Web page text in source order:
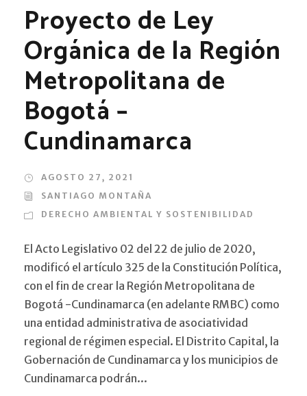
Proyecto de Ley
Orgánica de la Región
Metropolitana de
Bogotá –
Cundinamarca
AGOSTO 27, 2021
SANTIAGO MONTAÑA
DERECHO AMBIENTAL Y SOSTENIBILIDAD
El Acto Legislativo 02 del 22 de julio de 2020,
modificó el artículo 325 de la Constitución Política,
con el fin de crear la Región Metropolitana de
Bogotá -Cundinamarca (en adelante RMBC) como
una entidad administrativa de asociatividad
regional de régimen especial. El Distrito Capital, la
Gobernación de Cundinamarca y los municipios de
Cundinamarca podrán...